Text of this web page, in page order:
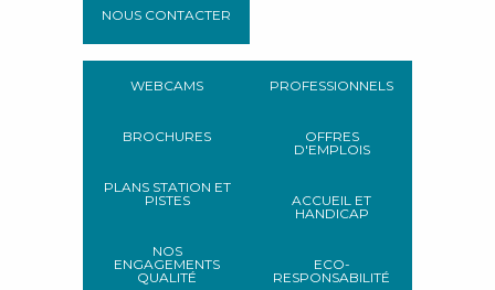
NOUS CONTACTER
WEBCAMS
BROCHURES
PLANS STATION ET
PISTES
NOS
ENGAGEMENTS
QUALITÉ
PROFESSIONNELS
OFFRES
D'EMPLOIS
ACCUEIL ET
HANDICAP
ECO-
RESPONSABILITÉ